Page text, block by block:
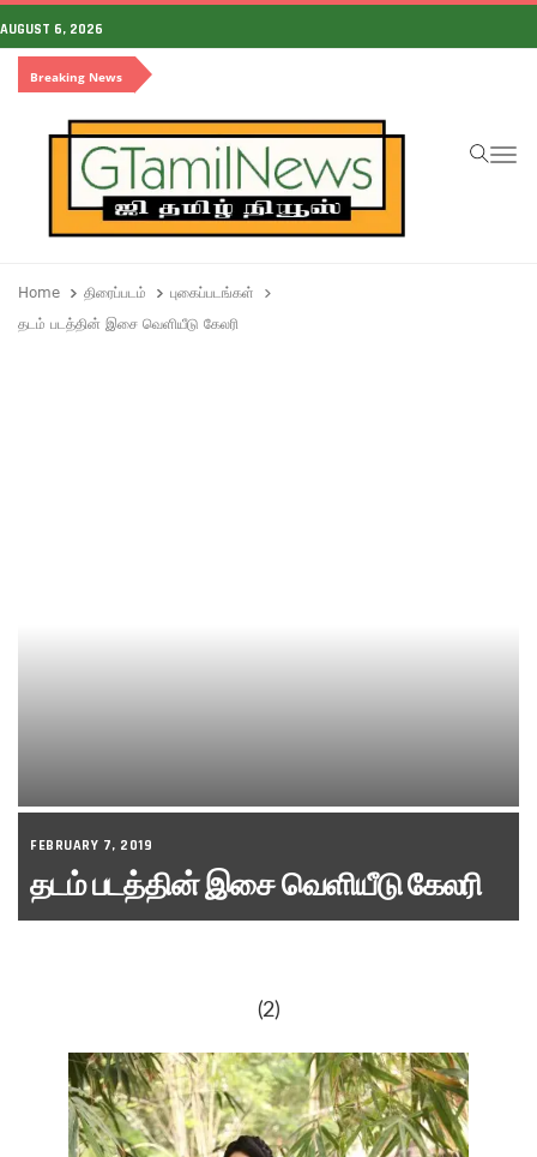
AUGUST 6, 2026
Breaking News
Home திரைப்படம்
புகைப்படங்கள்
தடம் படத்தின் இசை வெளியீடு கேலரி
FEBRUARY 7, 2019
தடம் படத்தின் இசை வெளியீடு கேலரி
(2)